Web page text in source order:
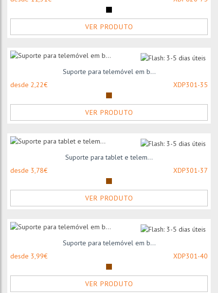
VER PRODUTO
Suporte para telemóvel em b...
desde 2,22€
XDP301-35
VER PRODUTO
Suporte para tablet e telem...
desde 3,78€
XDP301-37
VER PRODUTO
Suporte para telemóvel em b...
desde 3,99€
XDP301-40
VER PRODUTO